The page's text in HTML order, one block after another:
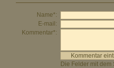
Name*:
E-mail:
Kommentar*:
Die Felder mit